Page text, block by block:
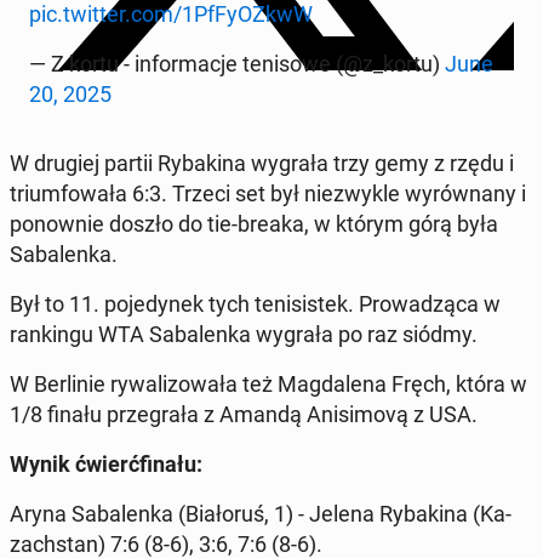
pic.twitter.com/1PfFy­OZ­kwW
— Z kortu - in­for­ma­cje te­ni­so­we (@z_kortu) June
20, 2025
W drugiej partii Ry­ba­ki­na wygrała trzy gemy z rzędu i
trium­fo­wa­ła 6:3. Trzeci set był nie­zwy­kle wy­rów­na­ny i
po­now­nie doszło do tie-breaka, w którym górą była
Sa­ba­len­ka.
Był to 11. po­je­dy­nek tych te­ni­si­stek. Pro­wa­dzą­ca w
ran­kin­gu WTA Sa­ba­len­ka wygrała po raz siódmy.
W Ber­li­nie ry­wa­li­zo­wa­ła też Mag­da­le­na Fręch, która w
1/8 finału prze­gra­ła z Amandą Ani­si­mo­vą z USA.
Wynik ćwierć­fi­na­łu:
Aryna Sa­ba­len­ka (Bia­ło­ruś, 1) - Jelena Ry­ba­ki­na (Ka­
zach­stan) 7:6 (8-6), 3:6, 7:6 (8-6).